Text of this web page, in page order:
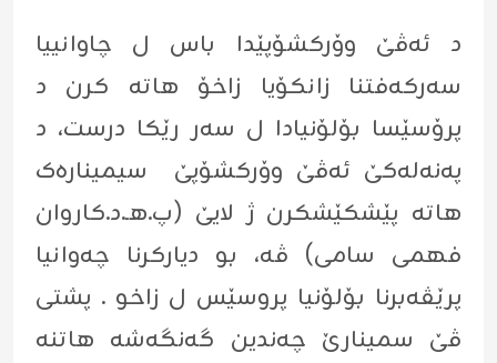
د ئه‌ڤێ وۆركشۆپێدا باس ل چاوانییا
سه‌ركه‌فتنا زانكۆیا زاخۆ هاته‌ كرن د
پرۆسێسا بۆلۆنیادا ل سه‌ر رێكا درست، د
په‌نه‌له‌كێ ئه‌ڤێ وۆركشۆپێ سیمینارەک
هاتە پێشکێشکرن ژ لایێ (پ.هـ.د.كاروان
فهمى سامى) ڤه‌، بو دیارکرنا چەوانیا
پرێڤەبرنا بۆلۆنیا پروسێس ل زاخو . پشتی
ڤێ سمینارێ چەندین گەنگەشە هاتنە